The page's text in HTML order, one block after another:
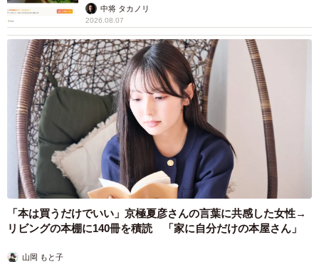
中将 タカノリ
2026.08.07
「本は買うだけでいい」京極夏彦さんの言葉に共感した女性→
リビングの本棚に140冊を積読 「家に自分だけの本屋さん」
山岡 もと子